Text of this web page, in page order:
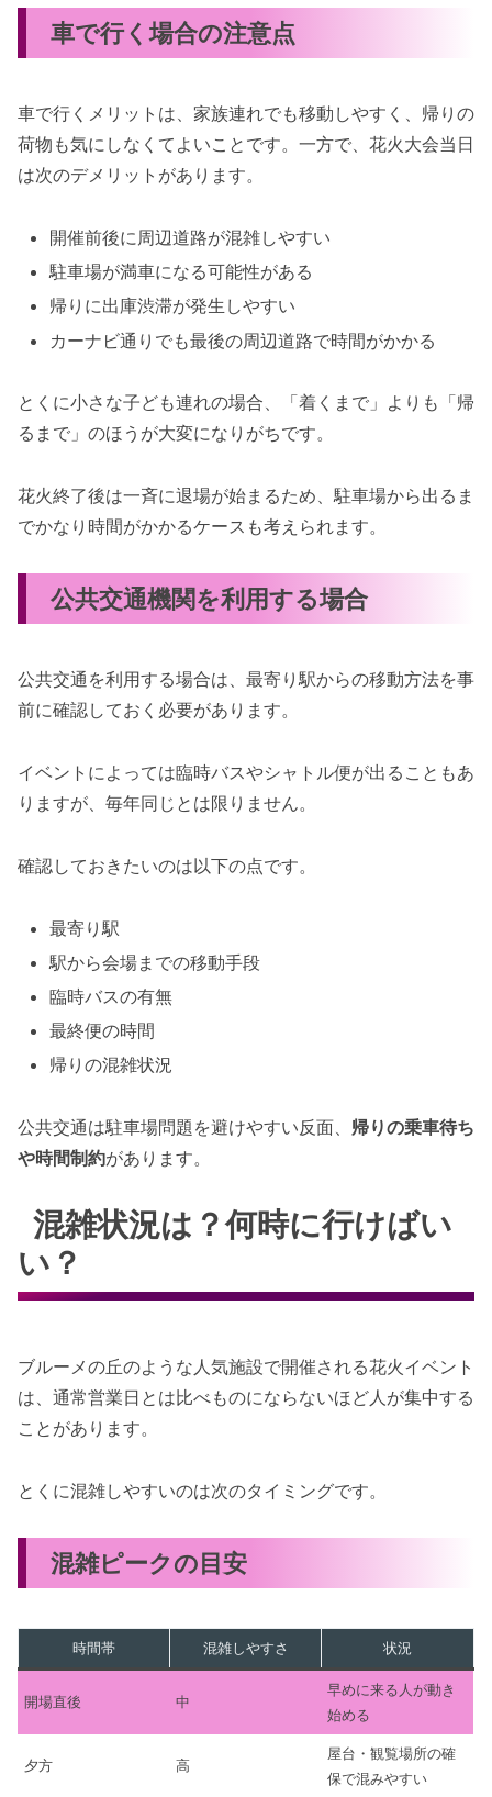
車で行く場合の注意点
車で行くメリットは、家族連れでも移動しやすく、帰りの
荷物も気にしなくてよいことです。一方で、花火大会当日
は次のデメリットがあります。
開催前後に周辺道路が混雑しやすい
駐車場が満車になる可能性がある
帰りに出庫渋滞が発生しやすい
カーナビ通りでも最後の周辺道路で時間がかかる
とくに小さな子ども連れの場合、「着くまで」よりも「帰
るまで」のほうが大変になりがちです。
花火終了後は一斉に退場が始まるため、駐車場から出るま
でかなり時間がかかるケースも考えられます。
公共交通機関を利用する場合
公共交通を利用する場合は、最寄り駅からの移動方法を事
前に確認しておく必要があります。
イベントによっては臨時バスやシャトル便が出ることもあ
りますが、毎年同じとは限りません。
確認しておきたいのは以下の点です。
最寄り駅
駅から会場までの移動手段
臨時バスの有無
最終便の時間
帰りの混雑状況
公共交通は駐車場問題を避けやすい反面、 帰りの乗車待ち
や時間制約があります。
混雑状況は？何時に行けばい
い？
ブルーメの丘のような人気施設で開催される花火イベント
は、通常営業日とは比べものにならないほど人が集中する
ことがあります。
とくに混雑しやすいのは次のタイミングです。
混雑ピークの目安
時間帯 混雑しやすさ 状況
開場直後 中
早めに来る人が動き
始める
夕方 高
屋台・観覧場所の確
保で混みやすい